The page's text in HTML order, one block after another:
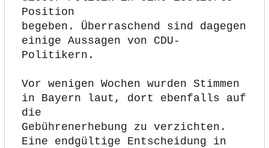
Position
begeben. Überraschend sind dagegen
einige Aussagen von CDU-
Politikern.
Vor wenigen Wochen wurden Stimmen
in Bayern laut, dort ebenfalls auf
die
Gebührenerhebung zu verzichten.
Eine endgültige Entscheidung in